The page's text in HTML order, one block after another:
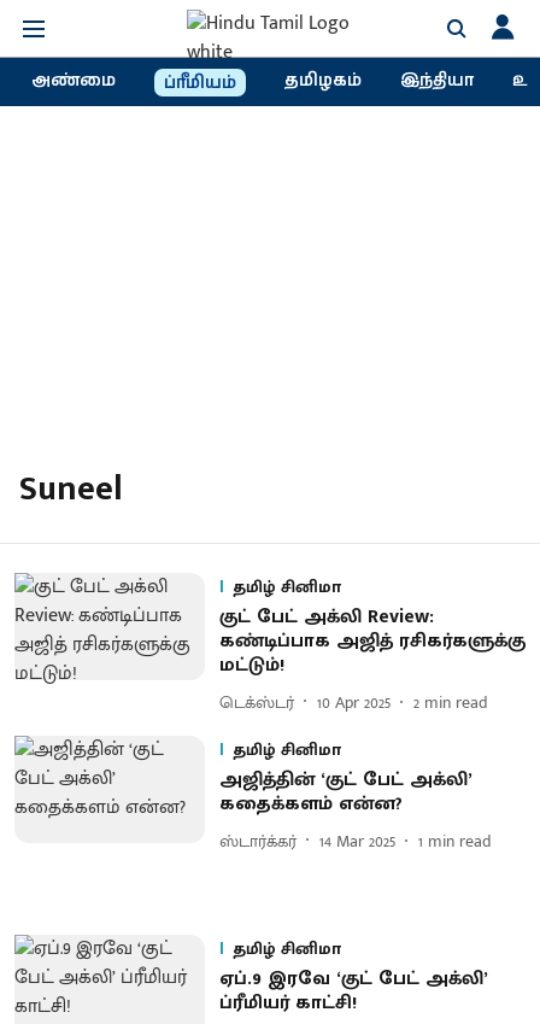
அண்மை ப்ரீமியம் தமிழகம் இந்தியா
Suneel
தமிழ் சினிமா
குட் பேட் அக்லி Review:
கண்டிப்பாக அஜித் ரசிகர்களுக்கு
மட்டும்!
டெக்ஸ்டர் 10 Apr 2025 2 min read
தமிழ் சினிமா
அஜித்தின் ‘குட் பேட் அக்லி’
கதைக்களம் என்ன?
ஸ்டார்க்கர் 14 Mar 2025 1 min read
தமிழ் சினிமா
ஏப்.9 இரவே ‘குட் பேட் அக்லி’
ப்ரீமியர் காட்சி!